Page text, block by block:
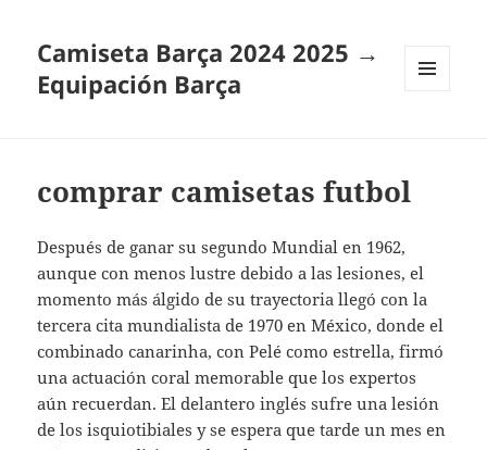
Camiseta Barça 2024 2025 →
Equipación Barça
comprar camisetas futbol
Después de ganar su segundo Mundial en 1962,
aunque con menos lustre debido a las lesiones, el
momento más álgido de su trayectoria llegó con la
tercera cita mundialista de 1970 en México, donde el
combinado canarinha, con Pelé como estrella, firmó
una actuación coral memorable que los expertos
aún recuerdan. El delantero inglés sufre una lesión
de los isquiotibiales y se espera que tarde un mes en